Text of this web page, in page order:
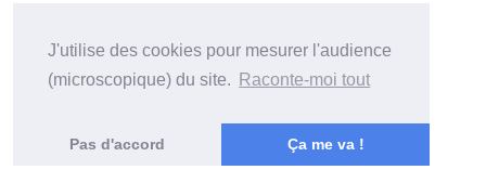
J'utilise des cookies pour mesurer l'audience
(microscopique) du site.
Raconte-moi tout
Pas d'accord Ça me va !